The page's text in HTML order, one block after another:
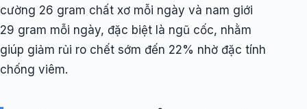
cường 26 gram chất xơ mỗi ngày và nam giới
29 gram mỗi ngày, đặc biệt là ngũ cốc, nhằm
giúp giảm rủi ro chết sớm đến 22% nhờ đặc tính
chống viêm.